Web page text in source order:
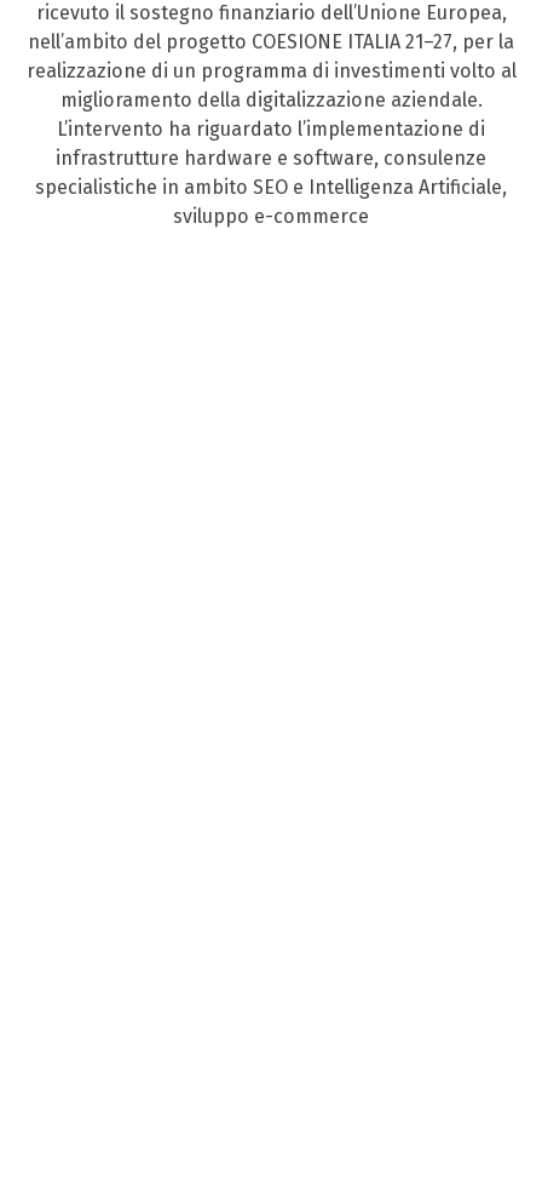
ricevuto il sostegno finanziario dell’Unione Europea,
nell’ambito del progetto COESIONE ITALIA 21–27, per la
realizzazione di un programma di investimenti volto al
miglioramento della digitalizzazione aziendale.
L’intervento ha riguardato l’implementazione di
infrastrutture hardware e software, consulenze
specialistiche in ambito SEO e Intelligenza Artificiale,
sviluppo e-commerce